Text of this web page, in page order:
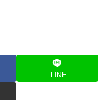
LINE